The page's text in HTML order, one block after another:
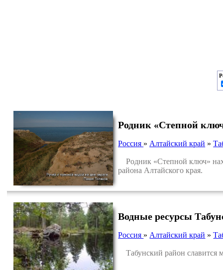
Родник «Степной
Россия » Алтайский край »
Родник «Степной ключ»
района Алтайского края.
Водные ресурсы
Россия » Алтайский край »
Табунский район славится